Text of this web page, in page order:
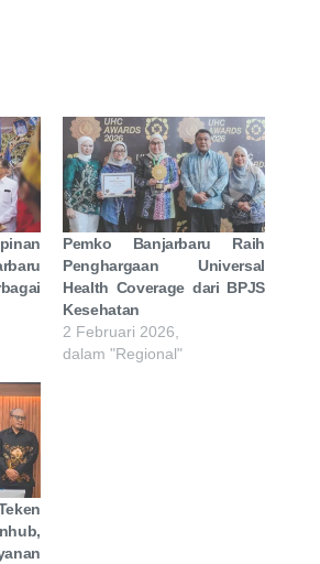
Pemko Banjarbaru Raih
Penghargaan Universal
Health Coverage dari BPJS
Kesehatan
2 Februari 2026,
dalam "Regional"